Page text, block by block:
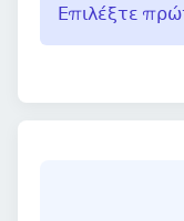
Επιλέξτε